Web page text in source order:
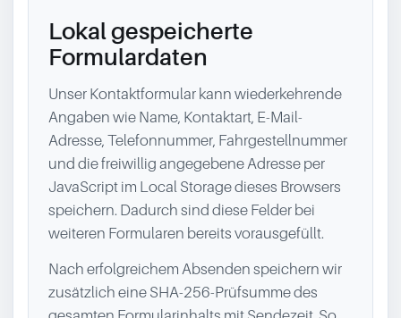
Lokal gespeicherte
Formulardaten
Unser Kontaktformular kann wiederkehrende
Angaben wie Name, Kontaktart, E-Mail-
Adresse, Telefonnummer, Fahrgestellnummer
und die freiwillig angegebene Adresse per
JavaScript im Local Storage dieses Browsers
speichern. Dadurch sind diese Felder bei
weiteren Formularen bereits vorausgefüllt.
Nach erfolgreichem Absenden speichern wir
zusätzlich eine SHA-256-Prüfsumme des